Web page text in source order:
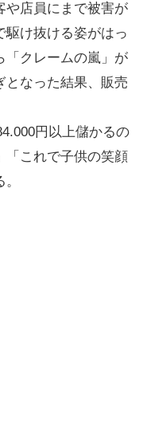
や店員にまで被害が
駆け抜ける姿がはっ
「クレームの嵐」が
となった結果、販売
円以上儲かるの
「これで子供の笑顔